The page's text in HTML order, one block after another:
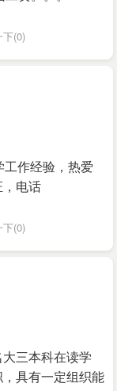
(0)
作经验，热爱
电话
(0)
三本科在读学
具有一定组织能